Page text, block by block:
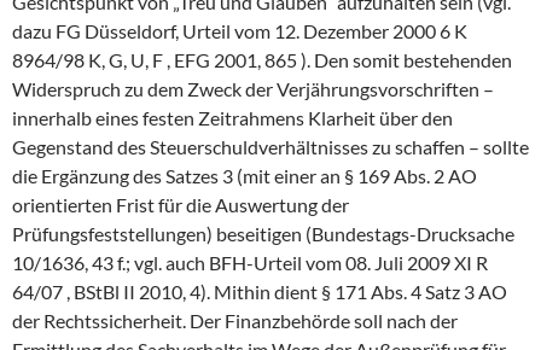
dazu FG Düsseldorf, Urteil vom 12. Dezember 2000 6 K
8964/98 K, G, U, F , EFG 2001, 865 ). Den somit bestehenden
Widerspruch zu dem Zweck der Verjährungsvorschriften –
innerhalb eines festen Zeitrahmens Klarheit über den
Gegenstand des Steuerschuldverhältnisses zu schaffen – sollte
die Ergänzung des Satzes 3 (mit einer an § 169 Abs. 2 AO
orientierten Frist für die Auswertung der
Prüfungsfeststellungen) beseitigen (Bundestags-Drucksache
10/1636, 43 f.; vgl. auch BFH-Urteil vom 08. Juli 2009 XI R
64/07 , BStBl II 2010, 4). Mithin dient § 171 Abs. 4 Satz 3 AO
der Rechtssicherheit. Der Finanzbehörde soll nach der